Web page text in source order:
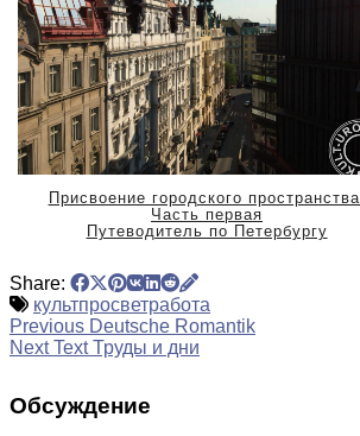
Присвоение городского пространства.
Часть первая
Путеводитель по Петербургу
Share:
культпросветработа
Previous Deutsche Romantik
Next TextТруды и дни
Обсуждение